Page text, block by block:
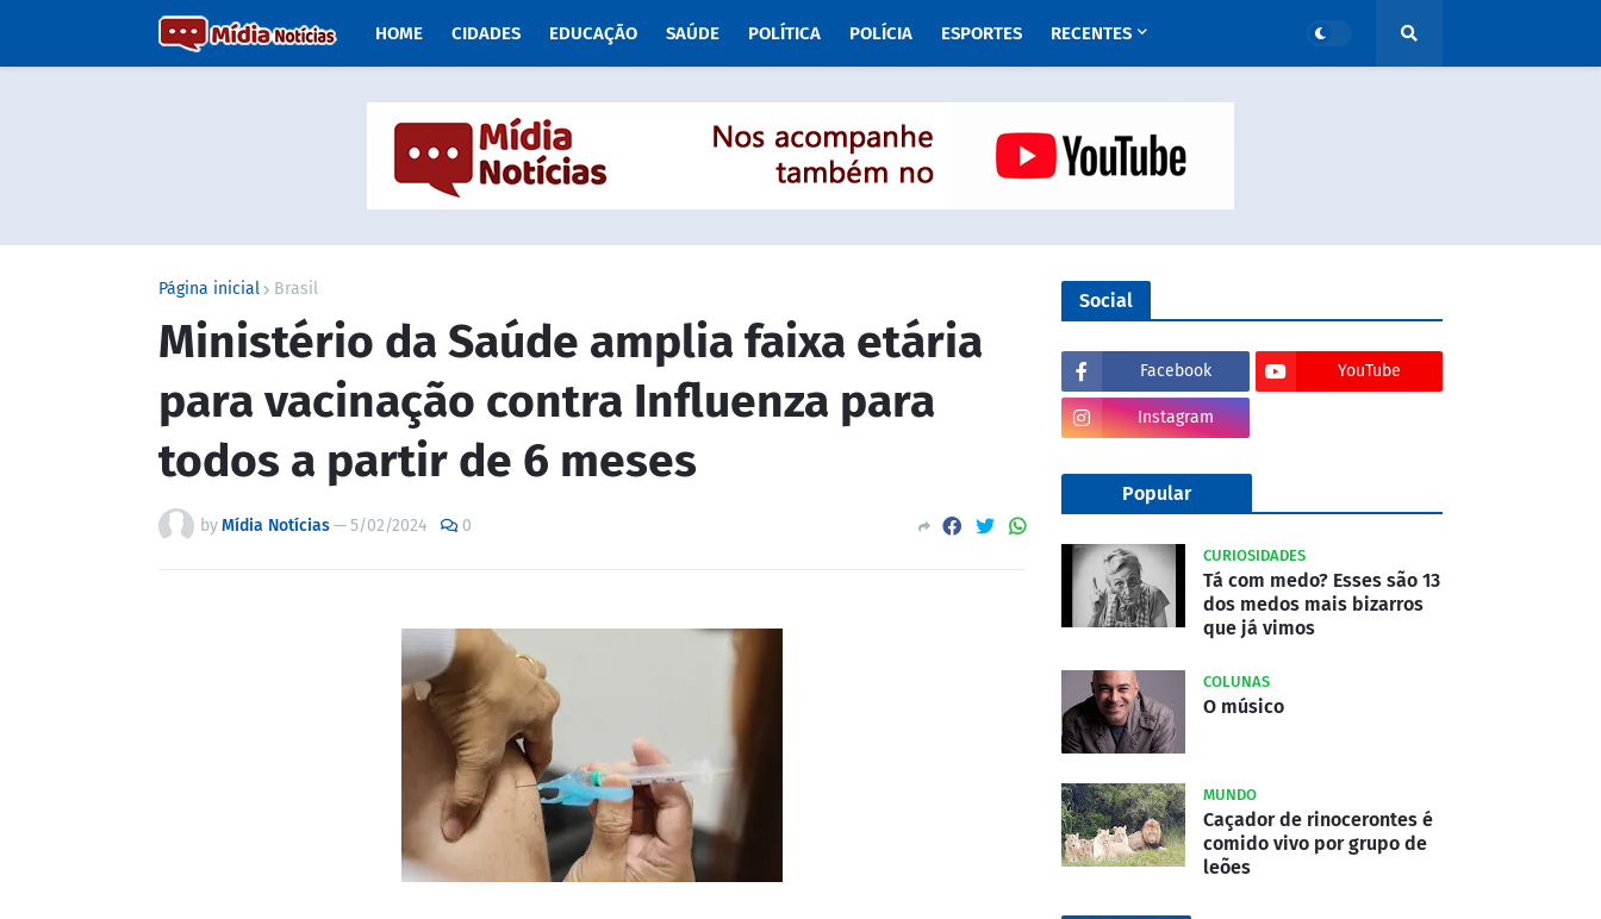
HOME CIDADES EDUCAÇÃO SAÚDE POLÍTICA POLÍCIA ESPORTES RECENTES
Página inicial Brasil
Ministério da Saúde amplia faixa etária
para vacinação contra Influenza para
todos a partir de 6 meses
byMídia Notícias—5/02/2024 0
Social
Facebook YouTube
Instagram
Popular
CURIOSIDADES
Tá com medo? Esses são 13
dos medos mais bizarros
que já vimos
COLUNAS
O músico
MUNDO
Caçador de rinocerontes é
comido vivo por grupo de
leões